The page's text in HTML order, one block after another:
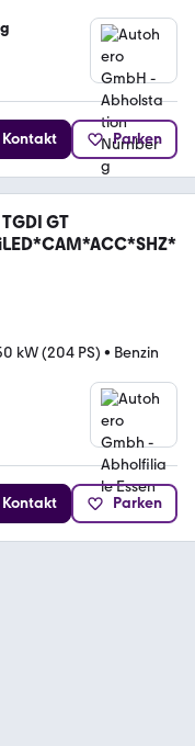
Kontakt Parken
GT
kW (204 PS) • Benzin
Kontakt Parken